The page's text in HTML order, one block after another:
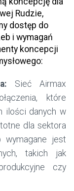
Rudzie,
dostęp do
i wymagań
koncepcji
Sieć Airmax
które
ilości danych w
dla sektora
wymagane jest
takich jak
czy